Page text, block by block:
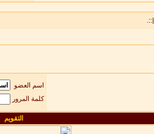
اسم العضو
كلمة المرور
التقويم